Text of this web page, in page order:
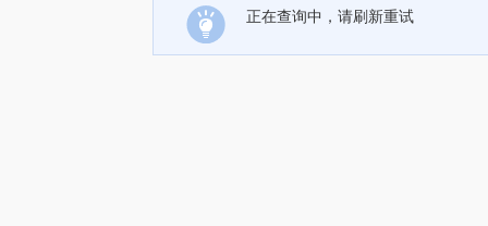
正在查询中，请刷新重试